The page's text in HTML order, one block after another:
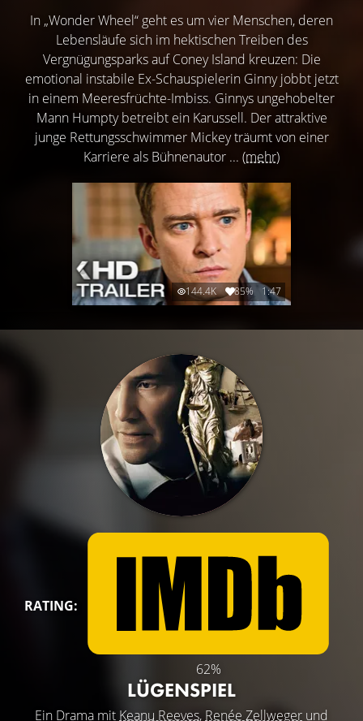
In „Wonder Wheel“ geht es um vier Menschen, deren
Lebensläufe sich im hektischen Treiben des
Vergnügungsparks auf Coney Island kreuzen: Die
emotional instabile Ex-Schauspielerin Ginny jobbt jetzt
in einem Meeresfrüchte-Imbiss. Ginnys ungehobelter
Mann Humpty betreibt ein Karussell. Der attraktive
junge Rettungsschwimmer Mickey träumt von einer
Karriere als Bühnenautor ... (mehr)
144.4K 85% 1:47
RATING:
62%
LÜGENSPIEL
Ein Drama mit Keanu Reeves, Renée Zellweger und